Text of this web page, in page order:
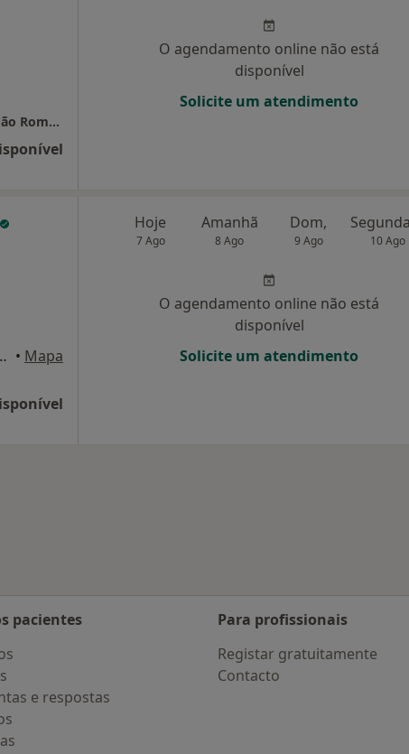
Clínica Médica e Fisioterapia Requilibrium São Romão
O agendamento online não está
disponível
Solicite um atendimento
1º andar, Nelas • Mapa
Hoje
7 Ago
Amanhã
8 Ago
Dom,
9 Ago 10 Ago
O agendamento online não está
disponível
Solicite um atendimento
de cidade
pacientes
e respostas
Para profissionais
Registar gratuitamente
Contacto